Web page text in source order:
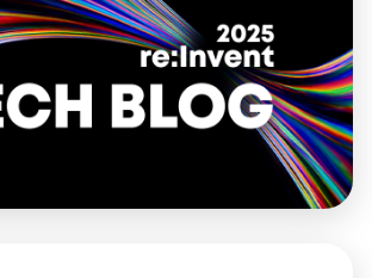
(Sustainability) 모두를 개선하는 전략
합니다.